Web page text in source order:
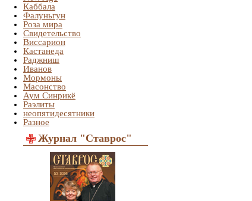
Каббала
Фалуньгун
Роза мира
Свидетельство
Виссарион
Кастанеда
Раджниш
Иванов
Мормоны
Масонство
Аум Синрикё
Раэлиты
неопятидесятники
Разное
Журнал "Ставрос"